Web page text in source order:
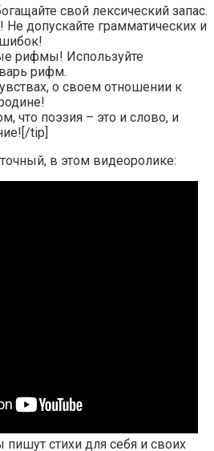
свой лексический запас.
Не допускайте грамматических и
рифмы! Используйте
рифм.
о своем отношении к
что поэзия – это и слово, и
tip]
в этом видеоролике:
стихи для себя и своих